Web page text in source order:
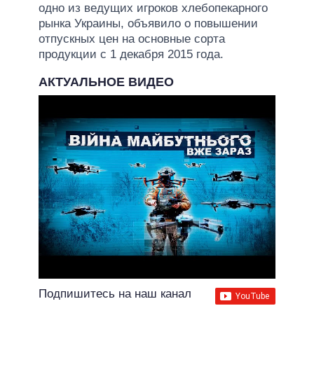
одно из ведущих игроков хлебопекарного
рынка Украины, объявило о повышении
отпускных цен на основные сорта
продукции с 1 декабря 2015 года.
АКТУАЛЬНОЕ ВИДЕО
Подпишитесь на наш канал